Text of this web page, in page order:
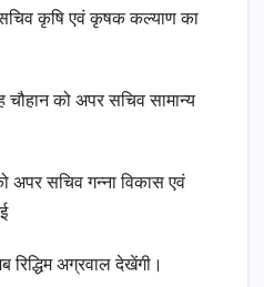
सचिव कृषि एवं कृषक कल्याण का
चौहान को अपर सचिव सामान्य
अपर सचिव गन्ना विकास एवं
रिद्धिम अग्रवाल देखेंगी।